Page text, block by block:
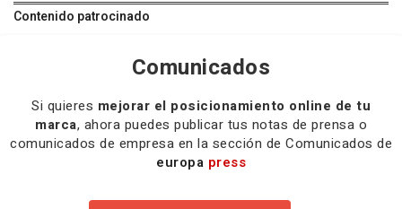
Contenido patrocinado
Comunicados
Si quieres mejorar el posicionamiento online de tu
marca, ahora puedes publicar tus notas de prensa o
comunicados de empresa en la sección de Comunicados de
europa press